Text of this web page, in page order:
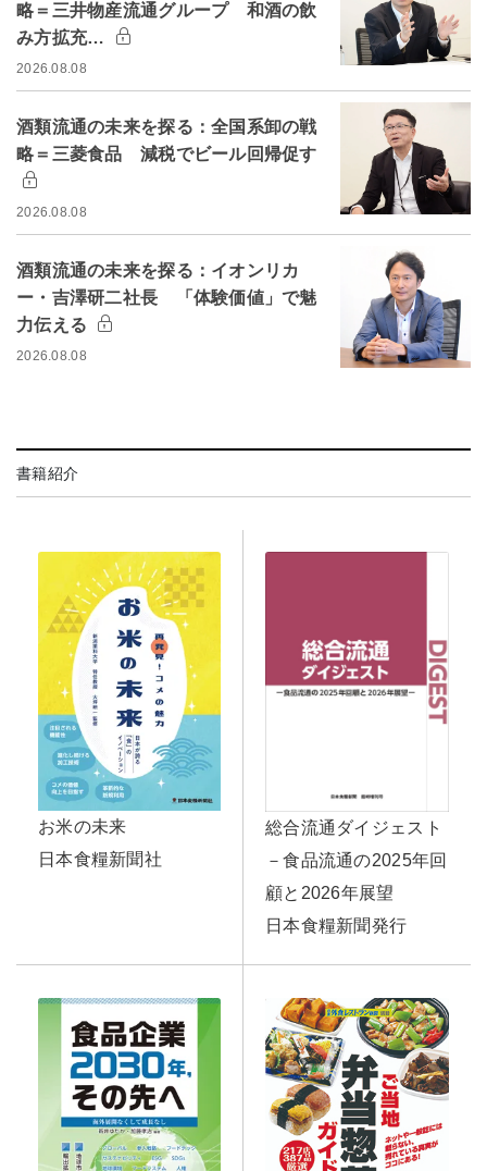
略＝三井物産流通グループ 和酒の飲
み方拡充…
2026.08.08
酒類流通の未来を探る：全国系卸の戦
略＝三菱食品 減税でビール回帰促す
2026.08.08
酒類流通の未来を探る：イオンリカ
ー・吉澤研二社長 「体験価値」で魅
力伝える
2026.08.08
書籍紹介
お米の未来
日本食糧新聞社
総合流通ダイジェスト
－食品流通の2025年回
顧と2026年展望
日本食糧新聞発行